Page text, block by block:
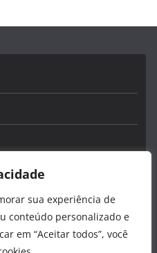
sua experiência de
conteúdo personalizado e
em “Aceitar todos”, você